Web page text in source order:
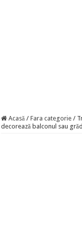
Acasă / Fara categorie /
decorează balconul sau